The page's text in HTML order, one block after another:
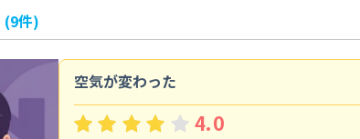
(9件)
空気が変わった
4.0